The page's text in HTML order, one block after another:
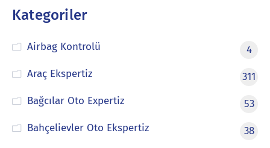
Kategoriler
Airbag Kontrolü
4
Araç Ekspertiz
311
Bağcılar Oto Expertiz
53
Bahçelievler Oto Ekspertiz
38